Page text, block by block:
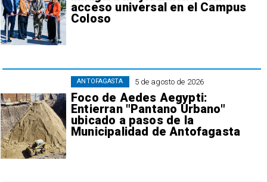
acceso universal en el Campus
Coloso
5 de agosto de 2026
Foco de Aedes Aegypti:
Entierran "Pantano Urbano"
ubicado a pasos de la
Municipalidad de Antofagasta
ANTOFAGASTA